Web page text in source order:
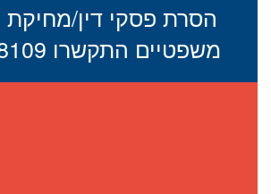
הסרת פסקי דין/
משפטיים התקשרו 0522508109